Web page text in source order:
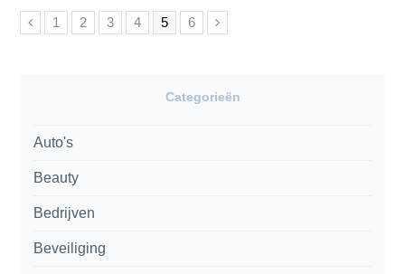
VorigePage
1 Page
2 Page
3 Page
4 Page
5 Page
6 Volgende
Categorieën
Auto's
Beauty
Bedrijven
Beveiliging